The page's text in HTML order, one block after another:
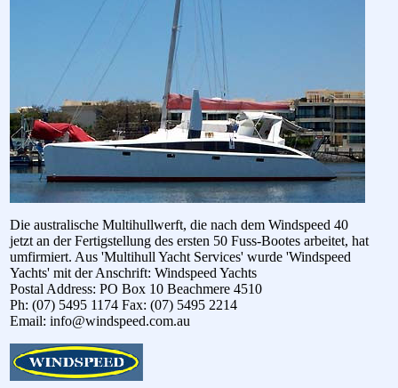
Die australische Multihullwerft, die nach dem Windspeed 40
jetzt an der Fertigstellung des ersten 50 Fuss-Bootes arbeitet, hat
umfirmiert. Aus 'Multihull Yacht Services' wurde 'Windspeed
Yachts' mit der Anschrift: Windspeed Yachts
Postal Address: PO Box 10 Beachmere 4510
Ph: (07) 5495 1174 Fax: (07) 5495 2214
Email: info@windspeed.com.au